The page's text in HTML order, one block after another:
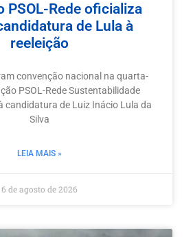
PSOL-Rede oficializa
de Lula à
reeleição
convenção nacional na quarta-
PSOL-Rede Sustentabilidade
candidatura de Luiz Inácio Lula da
Silva
LEIA MAIS »
6 de agosto de 2026